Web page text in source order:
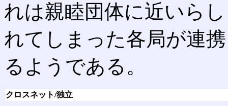
れは親睦団体に近いら
れてしまった各局が連
るようである。
クロスネット/独立